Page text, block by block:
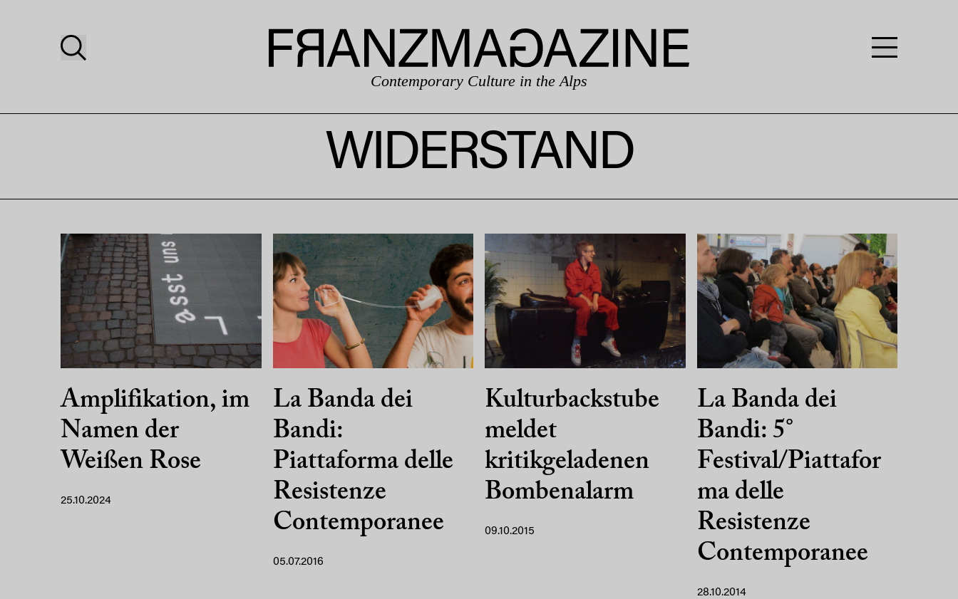
Contemporary Culture in the Alps
WIDERSTAND
Amplifikation, im
Namen der
Weißen Rose
25.10.2024
La Banda dei
Bandi:
Piattaforma delle
Resistenze
Contemporanee
05.07.2016
Kulturbackstube
meldet
kritikgeladenen
Bombenalarm
09.10.2015
La Banda dei
Bandi: 5°
Festival/Piattafor
ma delle
Resistenze
Contemporanee
28.10.2014